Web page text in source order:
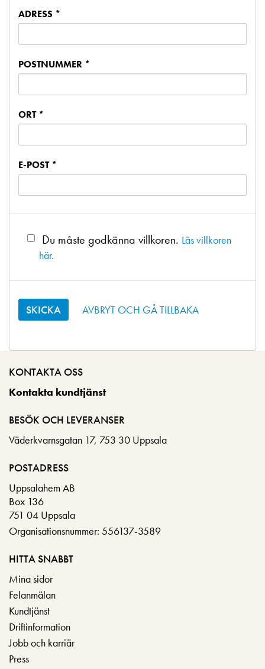
ADRESS *
POSTNUMMER *
ORT *
E-POST *
Du måste godkänna villkoren. Läs villkoren
här.
AVBRYT OCH GÅ TILLBAKA
KONTAKTA OSS
Kontakta kundtjänst
BESÖK OCH LEVERANSER
Väderkvarnsgatan 17, 753 30 Uppsala
POSTADRESS
Uppsalahem AB
Box 136
751 04 Uppsala
Organisationsnummer: 556137-3589
HITTA SNABBT
Mina sidor
Felanmälan
Kundtjänst
Driftinformation
Jobb och karriär
Press